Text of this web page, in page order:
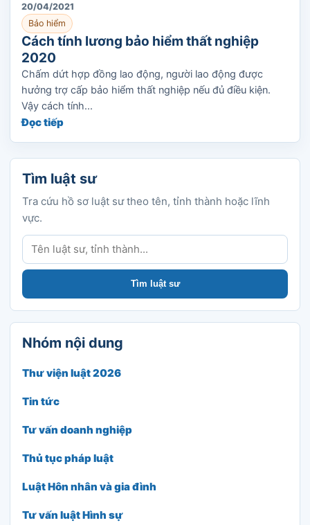
20/04/2021
Bảo hiểm
Cách tính lương bảo hiểm thất nghiệp
2020
Chấm dứt hợp đồng lao động, người lao động được
hưởng trợ cấp bảo hiểm thất nghiệp nếu đủ điều kiện.
Vậy cách tính...
Đọc tiếp
Tìm luật sư
Tra cứu hồ sơ luật sư theo tên, tỉnh thành hoặc lĩnh
vực.
Tìm luật sư
Tìm luật sư
Nhóm nội dung
Thư viện luật 2026
Tin tức
Tư vấn doanh nghiệp
Thủ tục pháp luật
Luật Hôn nhân và gia đình
Tư vấn luật Hình sự